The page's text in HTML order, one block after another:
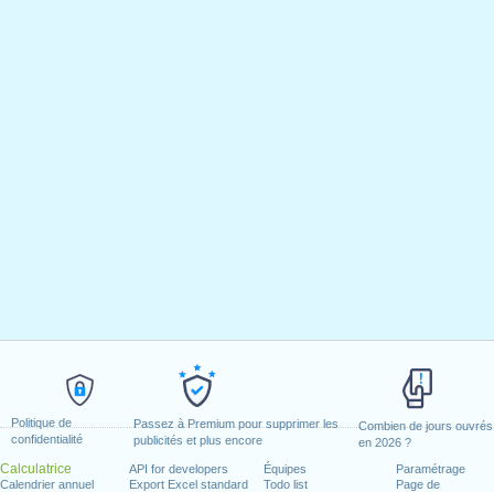
Politique de
confidentialité
Passez à Premium pour supprimer les
publicités et plus encore
Combien de jours ouvrés
en 2026 ?
Calculatrice
Calendrier annuel
API for developers
Export Excel standard
Équipes
Todo list
Paramétrage
Page de